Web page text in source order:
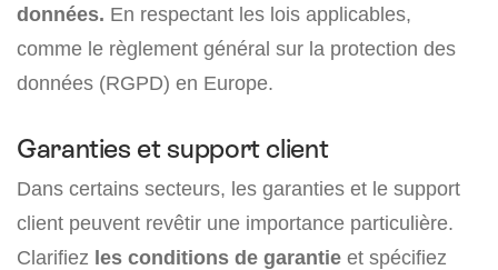
données. En respectant les lois applicables,
comme le règlement général sur la protection des
données (RGPD) en Europe.
Garanties et support client
Dans certains secteurs, les garanties et le support
client peuvent revêtir une importance particulière.
Clarifiez les conditions de garantie et spécifiez